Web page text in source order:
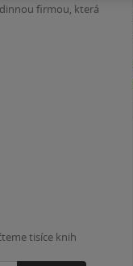
firmou, která
tisíce knih